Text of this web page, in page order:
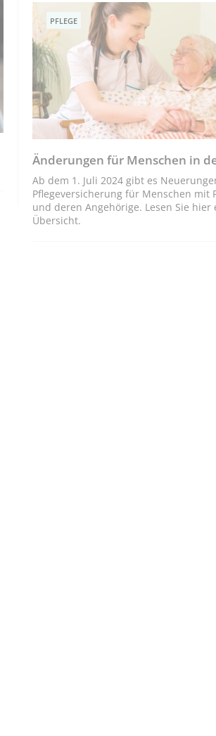
PFLEGE
Änderungen für Menschen in
Ab dem 1. Juli 2024 gibt es
Pflegeversicherung für Menschen mit
und deren Angehörige. Lesen Sie hier
Übersicht.